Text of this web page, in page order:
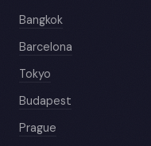
Bangkok
Barcelona
Tokyo
Budapest
Prague